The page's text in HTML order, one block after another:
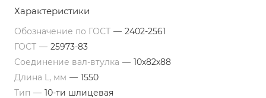
Характеристики
Обозначение по ГОСТ — 2402-2561
ГОСТ — 25973-83
Соединение вал-втулка — 10х82х88
Длина L, мм — 1550
Тип — 10-ти шлицевая